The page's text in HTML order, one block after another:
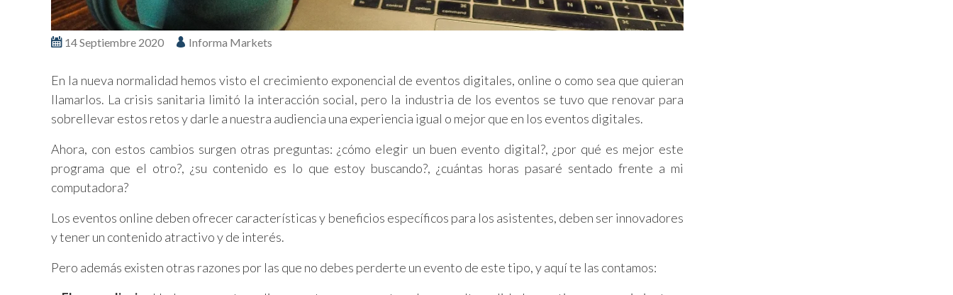
14 Septiembre 2020 Informa Markets
En la nueva normalidad hemos visto el crecimiento exponencial de eventos digitales, online o como sea que quieran
llamarlos. La crisis sanitaria limitó la interacción social, pero la industria de los eventos se tuvo que renovar para
sobrellevar estos retos y darle a nuestra audiencia una experiencia igual o mejor que en los eventos digitales.
Ahora, con estos cambios surgen otras preguntas: ¿cómo elegir un buen evento digital?, ¿por qué es mejor este
programa que el otro?, ¿su contenido es lo que estoy buscando?, ¿cuántas horas pasaré sentado frente a mi
computadora?
Los eventos online deben ofrecer características y beneficios específicos para los asistentes, deben ser innovadores
y tener un contenido atractivo y de interés.
Pero además existen otras razones por las que no debes perderte un evento de este tipo, y aquí te las contamos: